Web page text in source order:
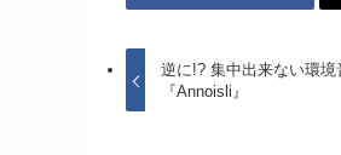
逆に!? 集中出来ない環
『Annoisli』